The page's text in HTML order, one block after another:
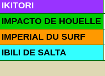
IKITORI
IMPACTO DE HOUELLE
IMPERIAL DU SURF
IBILI DE SALTA